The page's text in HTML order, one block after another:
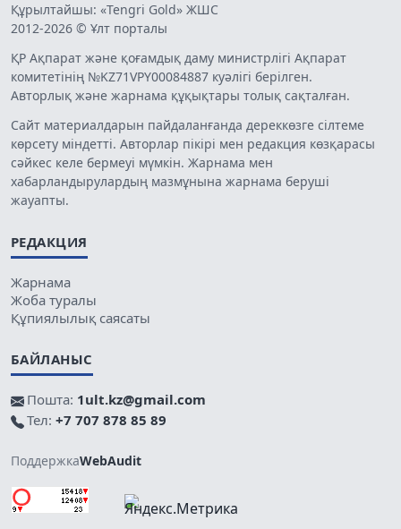
Құрылтайшы: «Tengri Gold» ЖШС
2012-2026 © Ұлт порталы
ҚР Ақпарат және қоғамдық даму министрлігі Ақпарат
комитетінің №KZ71VPY00084887 куәлігі берілген.
Авторлық және жарнама құқықтары толық сақталған.
Сайт материалдарын пайдаланғанда дереккөзге сілтеме
көрсету міндетті. Авторлар пікірі мен редакция көзқарасы
сәйкес келе бермеуі мүмкін. Жарнама мен
хабарландырулардың мазмұнына жарнама беруші
жауапты.
РЕДАКЦИЯ
Жарнама
Жоба туралы
Құпиялылық саясаты
БАЙЛАНЫС
Пошта: 1ult.kz@gmail.com
Тел: +7 707 878 85 89
ПоддержкаWebAudit